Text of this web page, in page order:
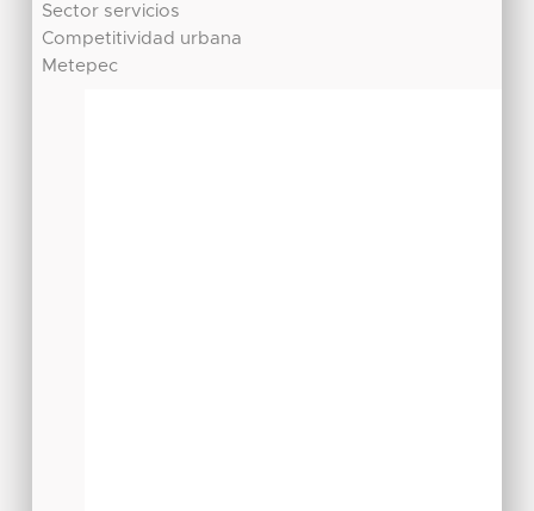
Sector servicios
Competitividad urbana
Metepec